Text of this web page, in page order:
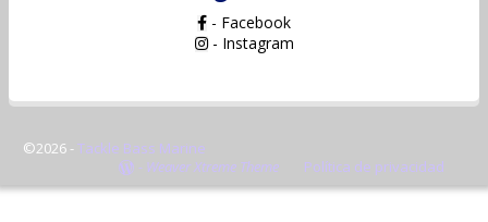
- Facebook
- Instagram
©2026 -Tackle Bass Marine
- Weaver Xtreme Theme Política de privacidad